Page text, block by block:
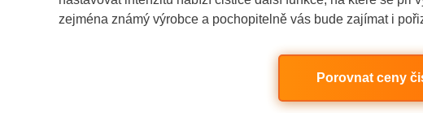
zejména známý výrobce a pochopitelně vás bude zajímat i
Porovnat ceny